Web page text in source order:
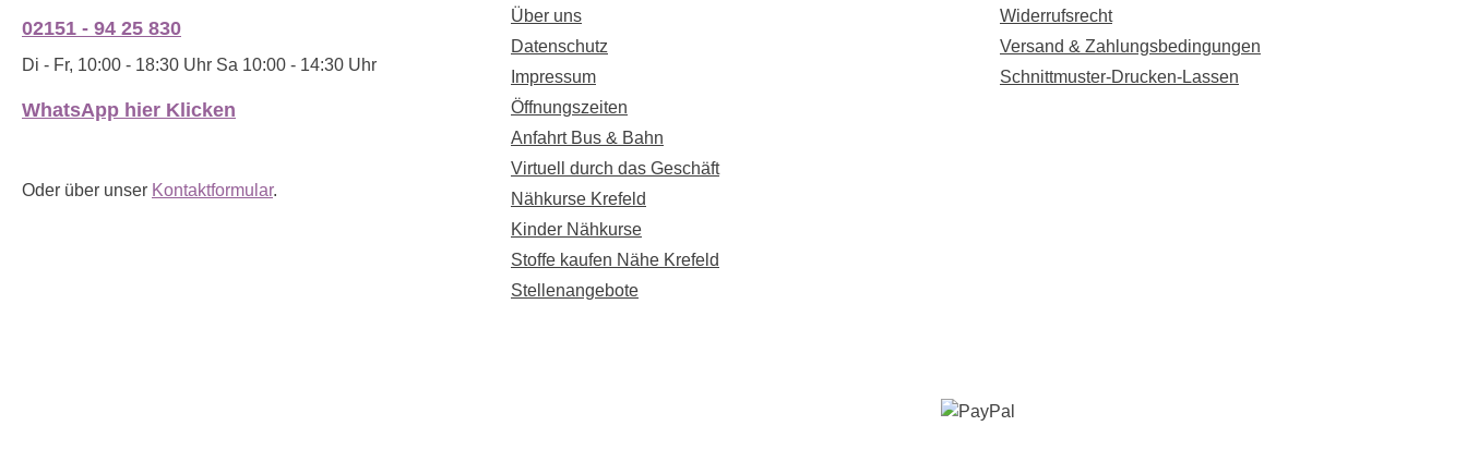
02151 - 94 25 830
Di - Fr, 10:00 - 18:30 Uhr Sa 10:00 - 14:30 Uhr
WhatsApp hier Klicken
Oder über unser Kontaktformular.
Über uns
Datenschutz
Impressum
Öffnungszeiten
Anfahrt Bus & Bahn
Virtuell durch das Geschäft
Nähkurse Krefeld
Kinder Nähkurse
Stoffe kaufen Nähe Krefeld
Stellenangebote
Widerrufsrecht
Versand & Zahlungsbedingungen
Schnittmuster-Drucken-Lassen